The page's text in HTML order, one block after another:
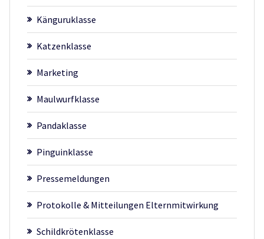
Känguruklasse
Katzenklasse
Marketing
Maulwurfklasse
Pandaklasse
Pinguinklasse
Pressemeldungen
Protokolle & Mitteilungen Elternmitwirkung
Schildkrötenklasse